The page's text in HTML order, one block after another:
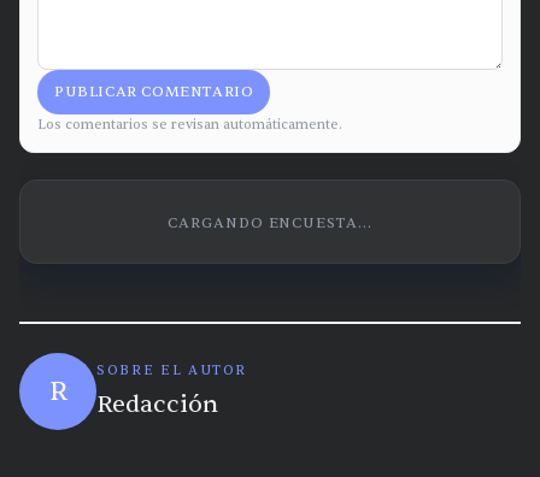
PUBLICAR COMENTARIO
Los comentarios se revisan automáticamente.
CARGANDO ENCUESTA...
R
SOBRE EL AUTOR
Redacción